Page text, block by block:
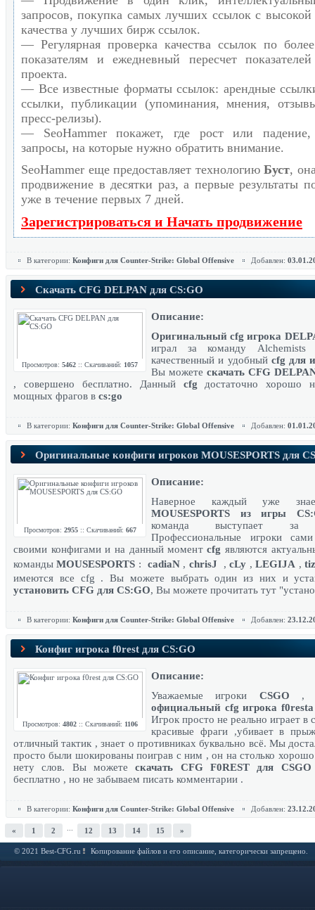
запросов, покупка самых лучших ссылок с высокой
качества у лучших бирж ссылок.
— Регулярная проверка качества ссылок по
показателям и ежедневный пересчет показателей
проекта.
— Все известные форматы ссылок: арендные
ссылки, публикации (упоминания, мнения,
пресс-релизы).
— SeoHammer покажет, где рост или
запросы, на которые нужно обратить внимание.
SeoHammer еще предоставляет технологию Буст,
продвижение в десятки раз, а первые результаты
уже в течение первых 7 дней.
Зарегистрироваться и Начать продвижение
В категории: Конфиги для Counter-Strike: Global Offensive Добавлен:
Скачать CFG DELPAN для CS:GO
Просмотров: 5462 :: Скачиваний: 1057
Описание:
Оригинальный cfg игрока
играл за команду Alchemists
качественный и удобный cfg для
Вы можете скачать CFG
, совершено бесплатно. Данный cfg достаточно хорошо
мощных фрагов в cs:go
В категории: Конфиги для Counter-Strike: Global Offensive Добавлен:
Оригинальные конфиги игроков MOUSESPORTS для
Просмотров: 2955:: Скачиваний: 667
Описание:
Наверное каждый уже
MOUSESPORTS из игры
команда выступает за
Профессиональные игроки
своими конфигами и на данный моментcfg являются
командыMOUSESPORTS : cadiaN, chrisJ ,cLy ,LEGIJA ,
имеются все cfg . Вы можете выбрать один из них и
установить CFG для CS:GO, Вы можете прочитать тут "
В категории: Конфиги для Counter-Strike: Global Offensive Добавлен:
Конфиг игрока f0rest для CS:GO
Просмотров: 4802:: Скачиваний: 1106
Описание:
Уважаемые игроки CSGO ,
официальный cfg игрока
Игрок просто не реально играет в
красивые фраги ,убивает в
отличный тактик , знает о противниках буквально всё. Мы
просто были шокированы поиграв с ним , он на столько
нету слов. Вы можетескачать CFG F0REST для CSGO
бесплатно , но не забываем писать комментарии .
В категории: Конфиги для Counter-Strike: Global Offensive Добавлен:
« 1 2 12 13 14 15 »
© 2021 Best-CFG.ru Копирование файлов и его описание, категорически запрещено.